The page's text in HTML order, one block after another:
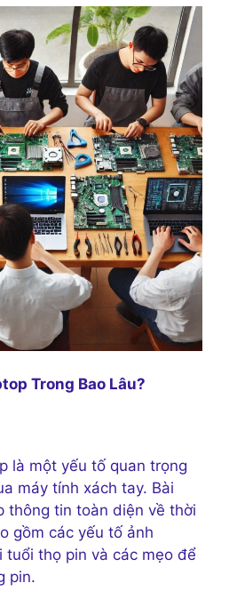
Trong Bao Lâu?
là một yếu tố quan trọng
máy tính xách tay. Bài
thông tin toàn diện về thời
gồm các yếu tố ảnh
tuổi thọ pin và các mẹo để
pin.